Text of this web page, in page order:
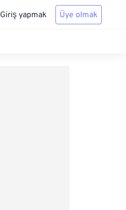
Giriş yapmak Üye olmak